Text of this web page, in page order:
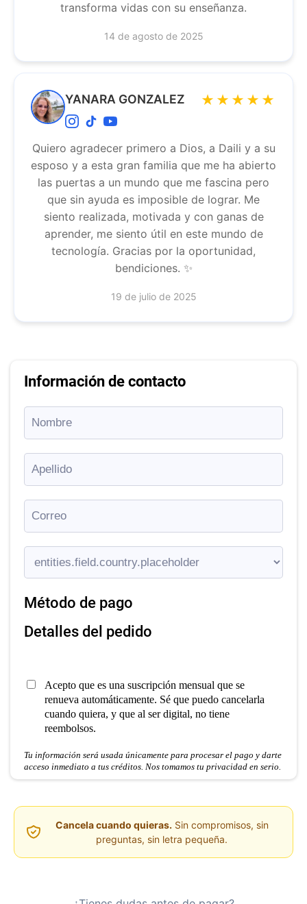
transforma vidas con su enseñanza.
14 de agosto de 2025
YANARA GONZALEZ ★★★★★
Quiero agradecer primero a Dios, a Daili y a su
esposo y a esta gran familia que me ha abierto
las puertas a un mundo que me fascina pero
que sin ayuda es imposible de lograr. Me
siento realizada, motivada y con ganas de
aprender, me siento útil en este mundo de
tecnología. Gracias por la oportunidad,
bendiciones. ✨️
19 de julio de 2025
Información de contacto
Método de pago
Detalles del pedido
Acepto que es una suscripción mensual que se
renueva automáticamente. Sé que puedo cancelarla
cuando quiera, y que al ser digital, no tiene
reembolsos.
Tu información será usada únicamente para procesar el pago y darte
acceso inmediato a tus créditos. Nos tomamos tu privacidad en serio.
Cancela cuando quieras. Sin compromisos, sin
preguntas, sin letra pequeña.